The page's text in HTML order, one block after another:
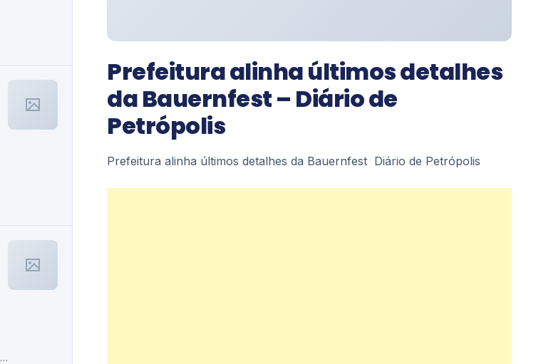
Prefeitura alinha últimos detalhes
da Bauernfest – Diário de
Petrópolis
Prefeitura alinha últimos detalhes da Bauernfest Diário de Petrópolis